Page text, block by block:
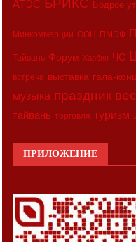
АТЭС Бодрое
Минкоммерции ООН ПМЭФ
Тайвань Форум Харбин ЧС
встреча выставка гала-
музыка праздник
тайвань торговля туризм
ПРИЛОЖЕНИЕ